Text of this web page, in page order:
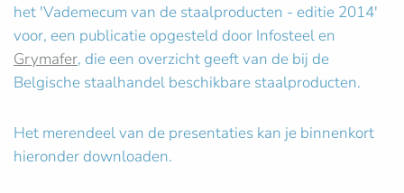
het 'Vademecum van de staalproducten - editie 2014'
voor, een publicatie opgesteld door Infosteel en
Grymafer, die een overzicht geeft van de bij de
Belgische staalhandel beschikbare staalproducten.
Het merendeel van de presentaties kan je binnenkort
hieronder downloaden.